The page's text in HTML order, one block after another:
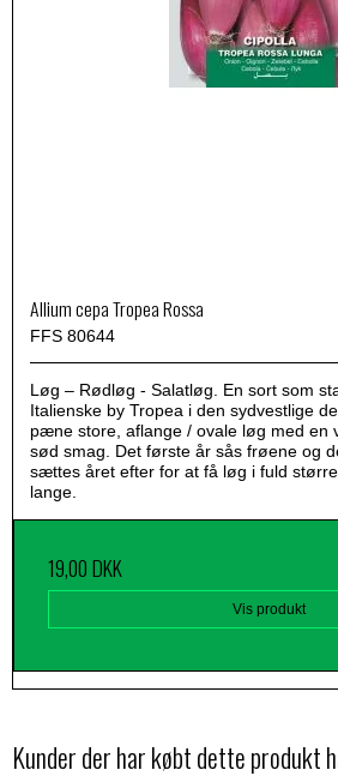
Allium cepa Tropea Rossa
FFS 80644
Løg – Rødløg - Salatløg. En sort som
Italienske by Tropea i den sydvestlige
pæne store, aflange / ovale løg med en
sød smag. Det første år sås frøene og
sættes året efter for at få løg i fuld
lange.
19,00 DKK
Vis produkt
Kunder der har købt dette produkt